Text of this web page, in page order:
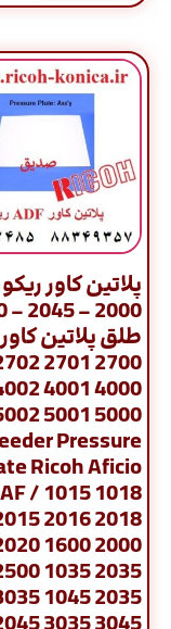
پلاتین کاور
طلق پلاتین
2701 2702
4001 4002
Pressure
Ricoh Aficio
/ 1015 1018
2016 2018
1600 2000
1035 2035
1045 2035